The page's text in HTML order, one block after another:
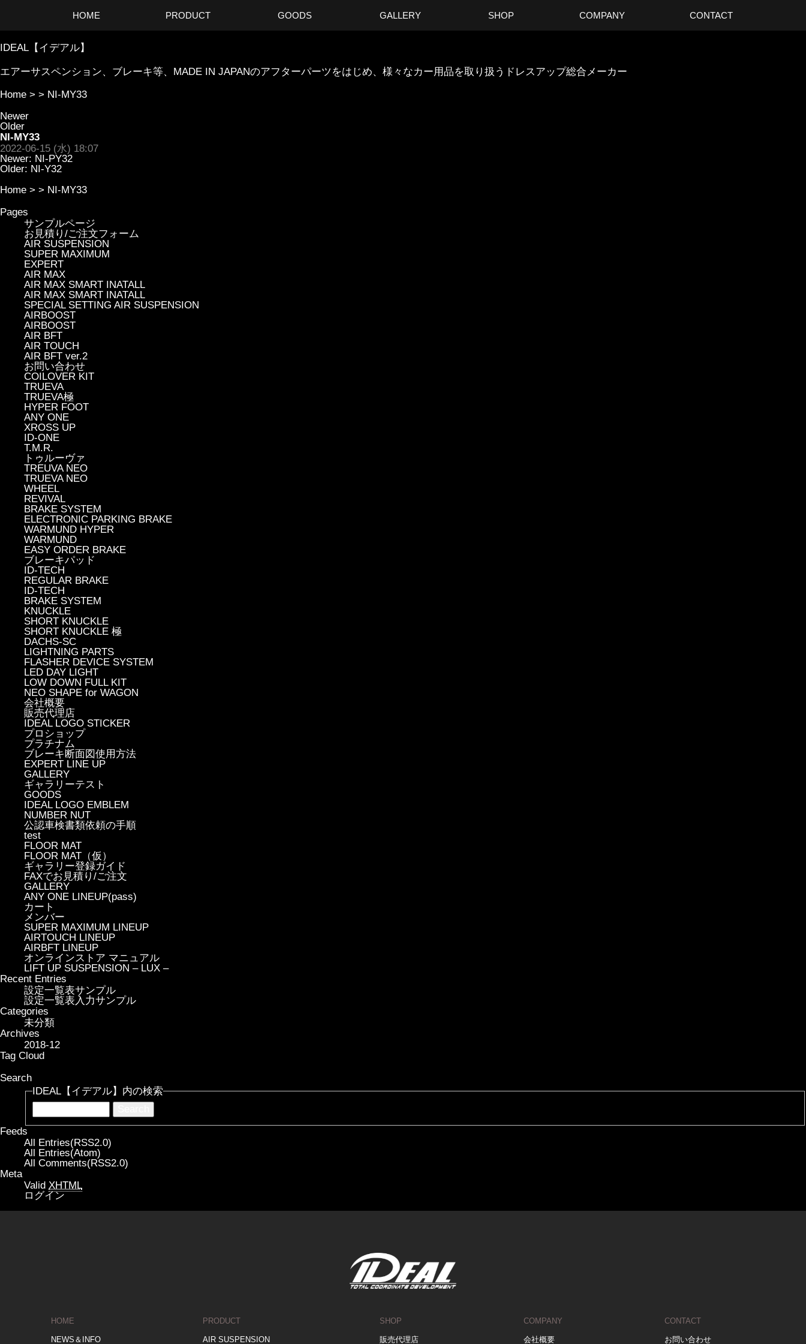
HOME PRODUCT GOODS GALLERY SHOP COMPANY CONTACT
IDEAL【イデアル】
エアーサスペンション、ブレーキ等、MADE IN JAPANのアフターパーツをはじめ、様々なカー用品を取り扱うドレスアップ総合メーカー
Home > > NI-MY33
Newer
Older
NI-MY33
2022-06-15 (水) 18:07
Newer: NI-PY32
Older: NI-Y32
Home > > NI-MY33
Pages
サンプルページ
お見積り/ご注文フォーム
AIR SUSPENSION
SUPER MAXIMUM
EXPERT
AIR MAX
AIR MAX SMART INATALL
AIR MAX SMART INATALL
SPECIAL SETTING AIR SUSPENSION
AIRBOOST
AIRBOOST
AIR BFT
AIR TOUCH
AIR BFT ver.2
お問い合わせ
COILOVER KIT
TRUEVA
TRUEVA極
HYPER FOOT
ANY ONE
XROSS UP
ID-ONE
T.M.R.
トゥルーヴァ
TREUVA NEO
TRUEVA NEO
WHEEL
REVIVAL
BRAKE SYSTEM
ELECTRONIC PARKING BRAKE
WARMUND HYPER
WARMUND
EASY ORDER BRAKE
ブレーキパッド
ID-TECH
REGULAR BRAKE
ID-TECH
BRAKE SYSTEM
KNUCKLE
SHORT KNUCKLE
SHORT KNUCKLE 極
DACHS-SC
LIGHTNING PARTS
FLASHER DEVICE SYSTEM
LED DAY LIGHT
LOW DOWN FULL KIT
NEO SHAPE for WAGON
会社概要
販売代理店
IDEAL LOGO STICKER
プロショップ
プラチナム
ブレーキ断面図使用方法
EXPERT LINE UP
GALLERY
ギャラリーテスト
GOODS
IDEAL LOGO EMBLEM
NUMBER NUT
公認車検書類依頼の手順
test
FLOOR MAT
FLOOR MAT（仮）
ギャラリー登録ガイド
FAXでお見積り/ご注文
GALLERY
ANY ONE LINEUP(pass)
カート
メンバー
SUPER MAXIMUM LINEUP
AIRTOUCH LINEUP
AIRBFT LINEUP
オンラインストア マニュアル
LIFT UP SUSPENSION – LUX –
Recent Entries
設定一覧表サンプル
設定一覧表入力サンプル
Categories
未分類
Archives
2018-12
Tag Cloud
Search
IDEAL【イデアル】内の検索
Feeds
All Entries(RSS2.0)
All Entries(Atom)
All Comments(RSS2.0)
Meta
Valid XHTML
ログイン
HOME
NEWS＆INFO
PRODUCT
AIR SUSPENSION
SHOP
販売代理店
COMPANY
会社概要
CONTACT
お問い合わせ